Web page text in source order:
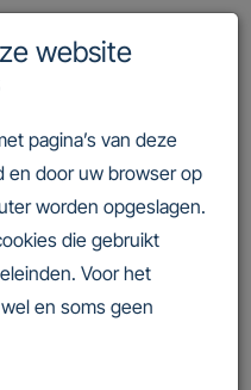
EN13015 in vier voordelen
in vier
website
pagina’s van deze
en door uw browser op
worden opgeslagen.
die gebruikt
Voor het
en soms geen